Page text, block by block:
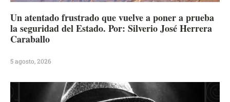
Un atentado frustrado que vuelve a poner a prueba
la seguridad del Estado. Por: Silverio José Herrera
Caraballo
5 agosto, 2026